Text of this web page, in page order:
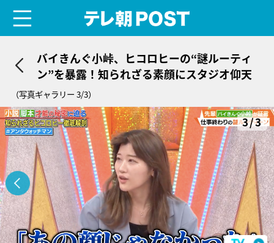
バイきんぐ小峠、ヒコロヒーの“謎ルーティ
ン”を暴露！知られざる素顔にスタジオ仰天
（写真ギャラリー 3/3）
3/3